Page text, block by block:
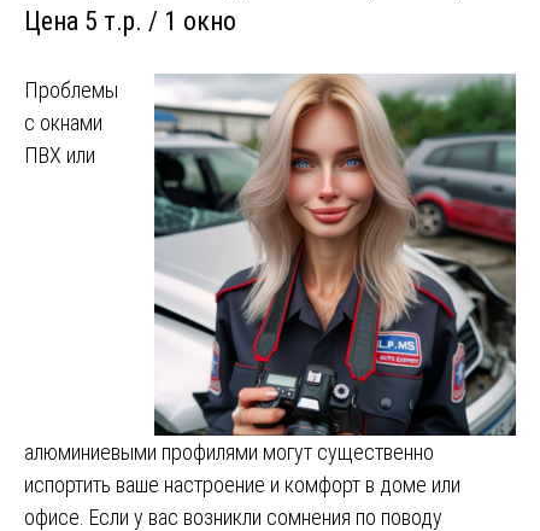
Цена 5 т.р. / 1 окно
Проблемы
с окнами
ПВХ или
алюминиевыми профилями могут существенно
испортить ваше настроение и комфорт в доме или
офисе. Если у вас возникли сомнения по поводу